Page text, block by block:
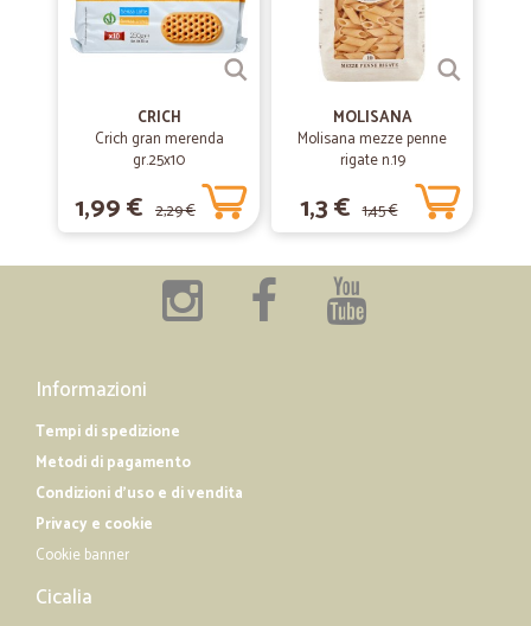
CRICH
Crich gran merenda
gr.25x10
1,99 € 2,29 €
MOLISANA
Molisana mezze penne
rigate n.19
1,3 € 1,45 €
Informazioni
Tempi di spedizione
Metodi di pagamento
Condizioni d'uso e di vendita
Privacy e cookie
Cookie banner
Cicalia